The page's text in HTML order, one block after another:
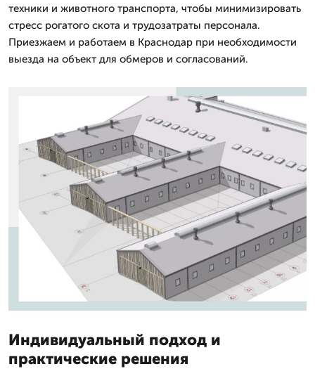
техники и животного транспорта, чтобы минимизировать
стресс рогатого скота и трудозатраты персонала.
Приезжаем и работаем в Краснодар при необходимости
выезда на объект для обмеров и согласований.
Индивидуальный подход и
практические решения